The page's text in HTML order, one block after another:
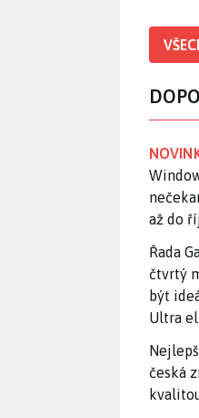
až do
Řada
čtvrtý
být
Ultra
česká